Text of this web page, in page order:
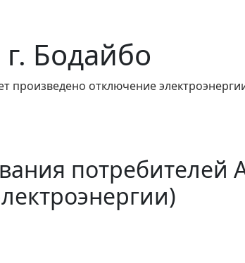
Бодайбо
произведено отключение
потребителей